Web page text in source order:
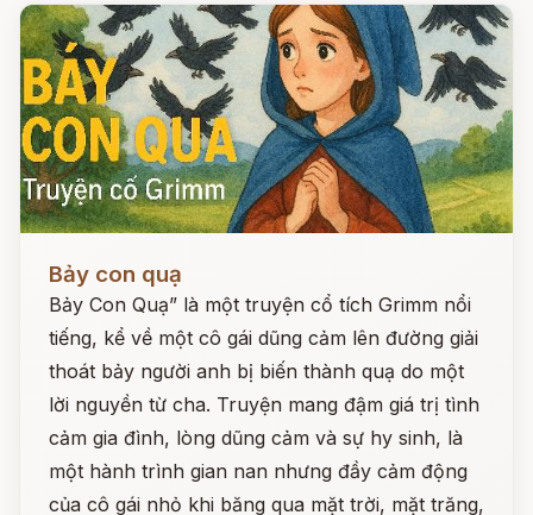
Bảy con quạ
Bảy Con Quạ” là một truyện cổ tích Grimm nổi
tiếng, kể về một cô gái dũng cảm lên đường giải
thoát bảy người anh bị biến thành quạ do một
lời nguyền từ cha. Truyện mang đậm giá trị tình
cảm gia đình, lòng dũng cảm và sự hy sinh, là
một hành trình gian nan nhưng đầy cảm động
của cô gái nhỏ khi băng qua mặt trời, mặt trăng,